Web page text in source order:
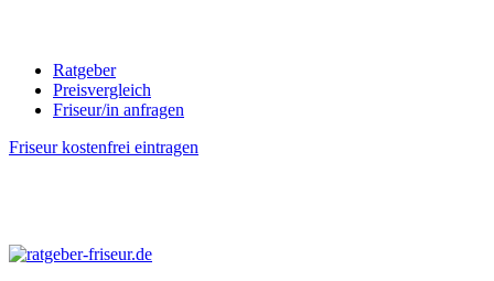
Ratgeber
Preisvergleich
Friseur/in anfragen
Friseur kostenfrei eintragen